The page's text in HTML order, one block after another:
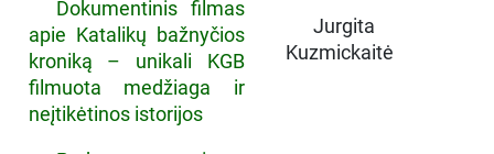
Dokumentinis filmas
apie Katalikų bažnyčios
kroniką – unikali KGB
filmuota medžiaga ir
neįtikėtinos istorijos
Jurgita
Kuzmickaitė